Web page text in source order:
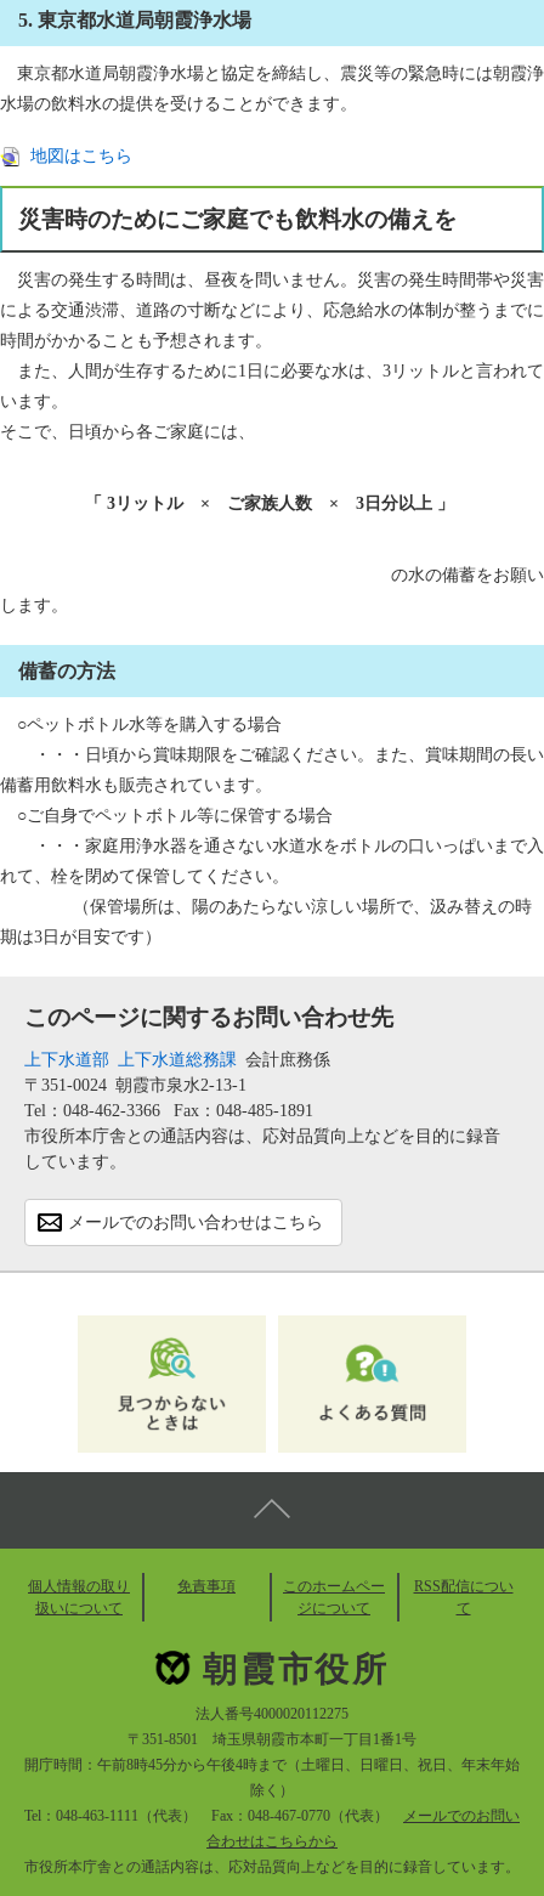
5. 東京都水道局朝霞浄水場
東京都水道局朝霞浄水場と協定を締結し、震災等の緊急時には朝霞浄
水場の飲料水の提供を受けることができます。
地図はこちら
災害時のためにご家庭でも飲料水の備えを
災害の発生する時間は、昼夜を問いません。災害の発生時間帯や災害
による交通渋滞、道路の寸断などにより、応急給水の体制が整うまでに
時間がかかることも予想されます。
また、人間が生存するために1日に必要な水は、3リットルと言われて
います。
そこで、日頃から各ご家庭には、
「 3リットル × ご家族人数 × 3日分以上 」
の水の備蓄をお願い
します。
備蓄の方法
○ペットボトル水等を購入する場合
・・・日頃から賞味期限をご確認ください。また、賞味期間の長い
備蓄用飲料水も販売されています。
○ご自身でペットボトル等に保管する場合
・・・家庭用浄水器を通さない水道水をボトルの口いっぱいまで入
れて、栓を閉めて保管してください。
（保管場所は、陽のあたらない涼しい場所で、汲み替えの時
期は3日が目安です）
このページに関するお問い合わせ先
上下水道部 上下水道総務課 会計庶務係
〒351-0024 朝霞市泉水2-13-1
Tel：048-462-3366
Fax：048-485-1891
市役所本庁舎との通話内容は、応対品質向上などを目的に録音
しています。
メールでのお問い合わせはこちら
個人情報の取り
扱いについて
免責事項
このホームペー
ジについて
RSS配信につい
て
朝霞市役所
法人番号4000020112275
〒351-8501 埼玉県朝霞市本町一丁目1番1号
開庁時間：午前8時45分から午後4時まで（土曜日、日曜日、祝日、年末年始
除く）
Tel：048-463-1111（代表） Fax：048-467-0770（代表）
メールでのお問い
合わせはこちらから
市役所本庁舎との通話内容は、応対品質向上などを目的に録音しています。